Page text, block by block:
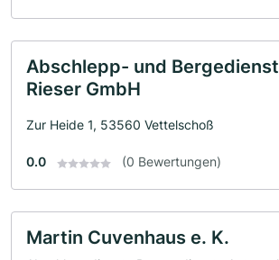
Abschlepp- und
Rieser GmbH
Zur Heide 1, 53560 Vettelschoß
0.0 (0 Bewertungen)
Martin Cuvenhaus e. K.